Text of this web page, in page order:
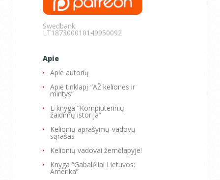
Swedbank:
LT187300010149950092
Apie
Apie autorių
Apie tinklapį “AŽ kelionės ir
mintys”
E-knyga “Kompiuterinių
žaidimų istorija”
Kelionių aprašymų-vadovų
sąrašas
Kelionių vadovai žemėlapyje!
Knyga “Gabalėliai Lietuvos:
Amerika”